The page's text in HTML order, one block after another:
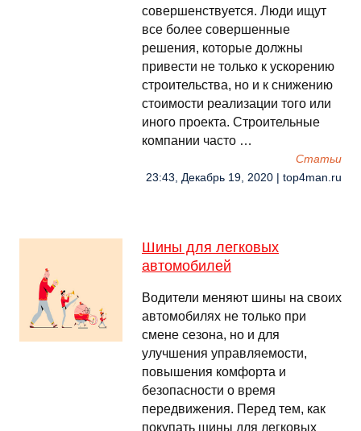
совершенствуется. Люди ищут
все более совершенные
решения, которые должны
привести не только к ускорению
строительства, но и к снижению
стоимости реализации того или
иного проекта. Строительные
компании часто …
Cтатьи
23:43, Декабрь 19, 2020 | top4man.ru
Шины для легковых
автомобилей
Водители меняют шины на своих
автомобилях не только при
смене сезона, но и для
улучшения управляемости,
повышения комфорта и
безопасности о время
передвижения. Перед тем, как
покупать шины для легковых